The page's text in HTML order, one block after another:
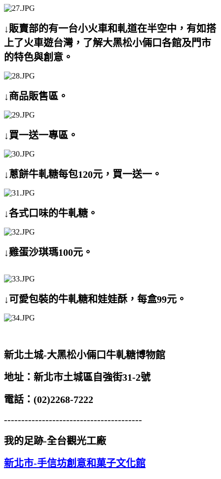
↓販賣部的有一台小火車和軋道在半空中，有如搭
上了火車遊台灣，了解大黑松小倆口各館及門市
的特色與創意。
↓商品販售區。
↓買一送一專區。
↓蔥餅牛軋糖每包120元，買一送一。
↓各式口味的牛軋糖。
↓雞蛋沙琪瑪100元。
↓可愛包裝的牛軋糖和娃娃酥，每盒99元。
新北土城-大黑松小倆口牛軋糖博物館
地址：新北市土城區自強街31-2號
電話：(02)2268-7222
----------------------------------------
我的足跡-全台觀光工廠
新北市-手信坊創意和菓子文化館